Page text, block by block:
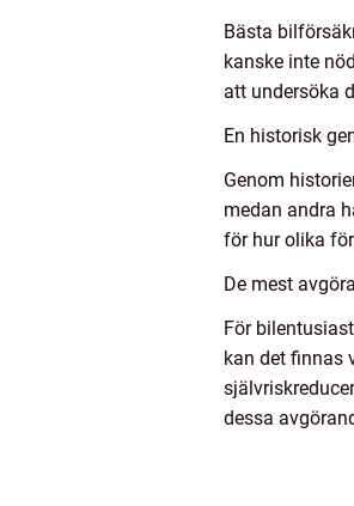
Bästa
kanske inte
att undersöka
En historisk
Genom
medan andra
för hur olika
De mest
För
kan det finnas
dessa